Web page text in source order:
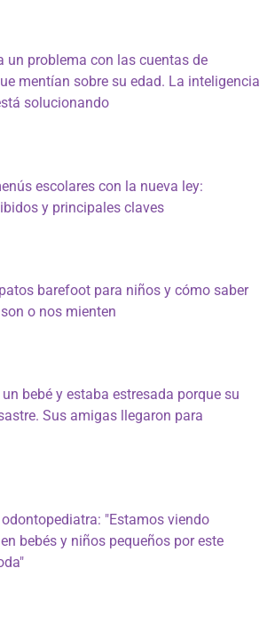
un problema con las cuentas de
mentían sobre su edad. La inteligencia
solucionando
escolares con la nueva ley:
y principales claves
barefoot para niños y cómo saber
o nos mienten
bebé y estaba estresada porque su
Sus amigas llegaron para
odontopediatra: "Estamos viendo
bebés y niños pequeños por este